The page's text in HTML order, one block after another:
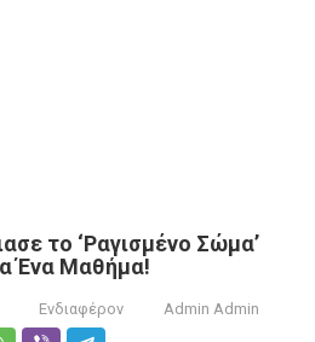
το ‘Ραγισμένο Σώμα’
Ένα Μαθήμα!
Ενδιαφέρον Admin Admin